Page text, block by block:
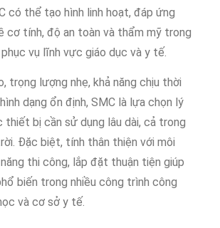
có thể tạo hình linh hoạt, đáp ứng
cơ tính, độ an toàn và thẩm mỹ trong
vụ lĩnh vực giáo dục và y tế.
trọng lượng nhẹ, khả năng chịu thời
dạng ổn định, SMC là lựa chọn lý
bị cần sử dụng lâu dài, cả trong
Đặc biệt, tính thân thiện với môi
thi công, lắp đặt thuận tiện giúp
biến trong nhiều công trình công
và cơ sở y tế.